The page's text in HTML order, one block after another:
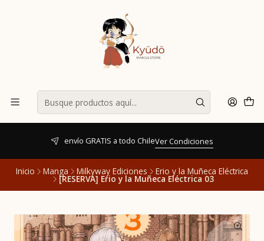
envío GRATIS a todo ChileVer Condiciones
Inicio Manga Milkyway Ediciones Erio y la Muñeca Eléctrica
[RESERVA] Erio y la Muñeca Eléctrica 03